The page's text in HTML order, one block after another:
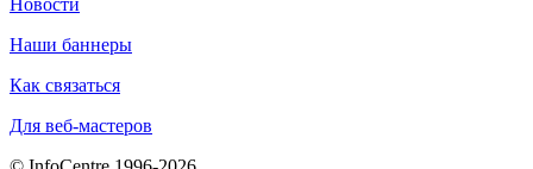
Наши баннеры
Как связаться
Для веб-мастеров